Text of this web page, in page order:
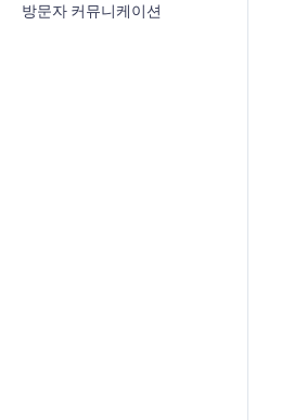
방문자 커뮤니케이션